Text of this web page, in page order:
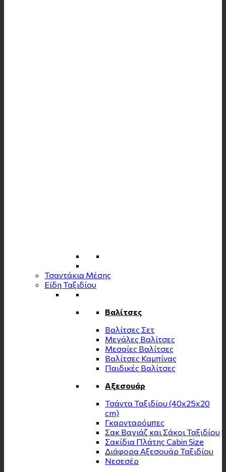
Τσαντάκια Μέσης
Είδη Ταξιδίου
Βαλίτσες
Βαλίτσες Σετ
Μεγάλες Βαλίτσες
Μεσαίες Βαλίτσες
Βαλίτσες Καμπίνας
Παιδικές Βαλίτσες
Αξεσουάρ
Τσάντα Ταξιδίου (40x25x20
cm)
Γκαρνταρόμπες
Σακ Βαγιάζ και Σάκοι Ταξιδίου
Σακίδια Πλάτης Cabin Size
Διάφορα Αξεσουάρ Ταξιδίου
Νεσεσέρ